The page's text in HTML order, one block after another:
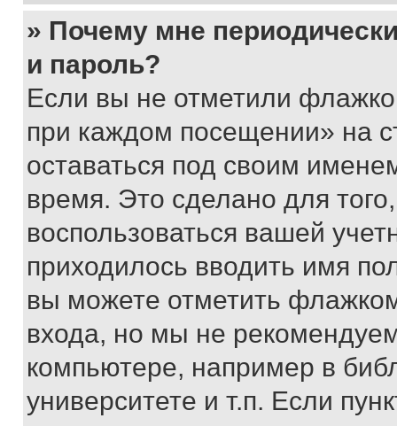
» Почему мне
и пароль?
Если вы не отметили
при каждом посещении» на
оставаться под своим
время. Это сделано для
воспользоваться вашей
приходилось вводить имя
вы можете отметить
входа, но мы не
компьютере, например в
университете и т.п. Если